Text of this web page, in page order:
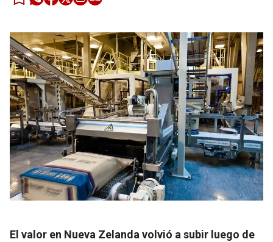
El valor en Nueva Zelanda volvió a subir luego de